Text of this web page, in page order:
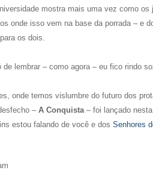
mostra mais uma vez como
onde isso vem na base da porrada – e
os dois.
lembrar – como agora – eu fico rindo
onde temos vislumbre do futuro dos
– A Conquista – foi lançado
estou falando de você e dos Senhores